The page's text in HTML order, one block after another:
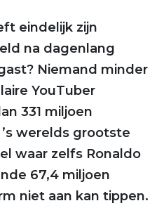
eindelijk zijn
na dagenlang
Niemand minder
YouTuber
331 miljoen
werelds grootste
waar zelfs Ronaldo
67,4 miljoen
niet aan kan tippen.